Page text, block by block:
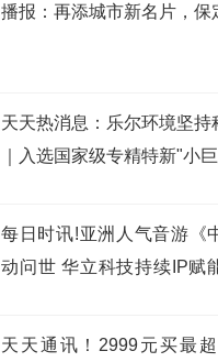
播报：再添城市新名片，保
天天热消息：乐尔环境坚持
｜入选国家级专精特新"小
每日时讯!亚洲人气音游《
动问世 华立科技持续IP赋
天天通讯！2999元买最超